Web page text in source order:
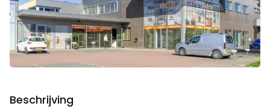
Beschrijving